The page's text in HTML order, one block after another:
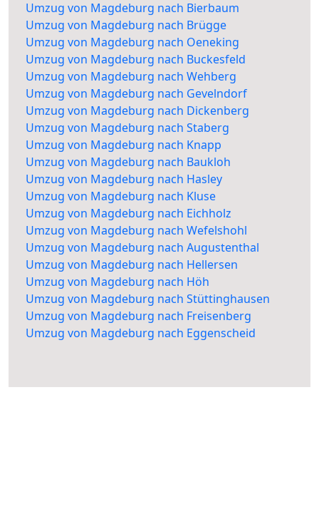
Umzug von Magdeburg nach Bierbaum
Umzug von Magdeburg nach Brügge
Umzug von Magdeburg nach Oeneking
Umzug von Magdeburg nach Buckesfeld
Umzug von Magdeburg nach Wehberg
Umzug von Magdeburg nach Gevelndorf
Umzug von Magdeburg nach Dickenberg
Umzug von Magdeburg nach Staberg
Umzug von Magdeburg nach Knapp
Umzug von Magdeburg nach Baukloh
Umzug von Magdeburg nach Hasley
Umzug von Magdeburg nach Kluse
Umzug von Magdeburg nach Eichholz
Umzug von Magdeburg nach Wefelshohl
Umzug von Magdeburg nach Augustenthal
Umzug von Magdeburg nach Hellersen
Umzug von Magdeburg nach Höh
Umzug von Magdeburg nach Stüttinghausen
Umzug von Magdeburg nach Freisenberg
Umzug von Magdeburg nach Eggenscheid